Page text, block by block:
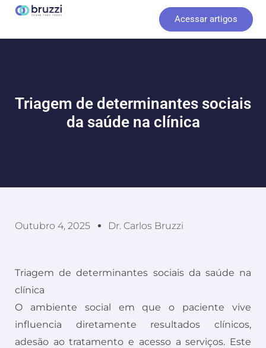
o
Acessar artigos
Triagem de determinantes sociais
da saúde na clínica
Outubro 4, 2025 Dr. Carlos Bruzzi
Triagem de determinantes sociais da saúde na
clínica
O ambiente social em que o paciente vive
influencia diretamente resultados clínicos,
adesão ao tratamento e acesso a serviços. Este